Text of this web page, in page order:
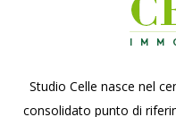
Studio Celle nasce nel
consolidato punto di